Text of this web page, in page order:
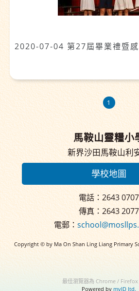
2020-07-04 第27屆畢業禮暨
1
馬鞍山靈糧小
新界沙田馬鞍山利
學校地圖
電話：2643 0707
傳真：2643 2077
電郵：
Copyright © by Ma On Shan Ling Liang Primary
最佳瀏覽器為 Chrome / Firefox
Powered by myID ltd.